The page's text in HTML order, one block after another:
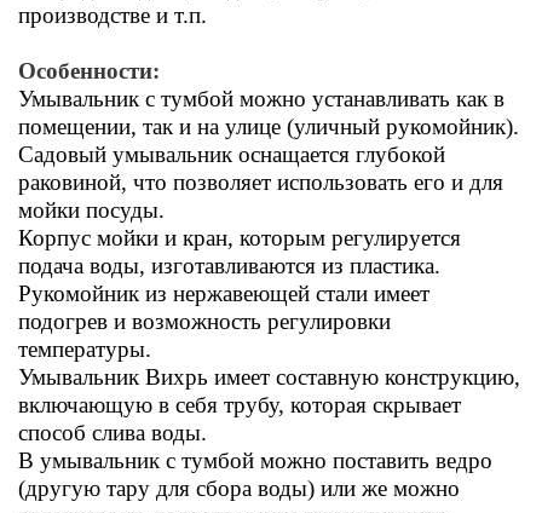
производстве и т.п.
Особенности:
Умывальник с тумбой можно устанавливать как в
помещении, так и на улице (уличный рукомойник).
Садовый умывальник оснащается глубокой
раковиной, что позволяет использовать его и для
мойки посуды.
Корпус мойки и кран, которым регулируется
подача воды, изготавливаются из пластика.
Рукомойник из нержавеющей стали имеет
подогрев и возможность регулировки
температуры.
Умывальник Вихрь имеет составную конструкцию,
включающую в себя трубу, которая скрывает
способ слива воды.
В умывальник с тумбой можно поставить ведро
(другую тару для сбора воды) или же можно